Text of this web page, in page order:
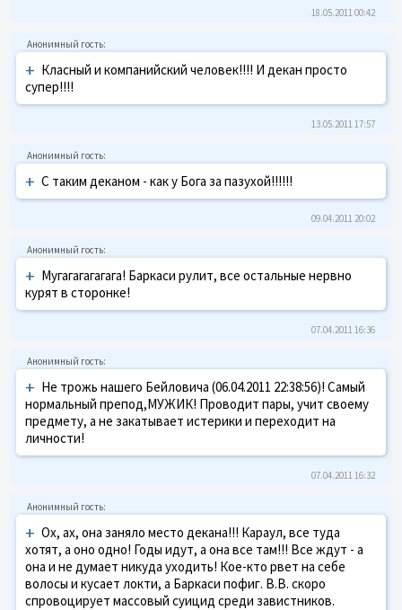
18.05.2011 00:42
+ Класный и компанийский человек!!!! И декан просто
супер!!!!
13.05.2011 17:57
+ С таким деканом - как у Бога за пазухой!!!!!!
09.04.2011 20:02
+ Мугагагагагага! Баркаси рулит, все остальные нервно
курят в сторонке!
07.04.2011 16:36
+ Не трожь нашего Бейловича (06.04.2011 22:38:56)! Самый
нормальный препод,МУЖИК! Проводит пары, учит своему
предмету, а не закатывает истерики и переходит на
личности!
07.04.2011 16:32
+ Ох, ах, она заняло место декана!!! Караул, все туда
хотят, а оно одно! Годы идут, а она все там!!! Все ждут - а
она и не думает никуда уходить! Кое-кто рвет на себе
волосы и кусает локти, а Баркаси пофиг. В.В. скоро
спровоцирует массовый суицид среди завистников.